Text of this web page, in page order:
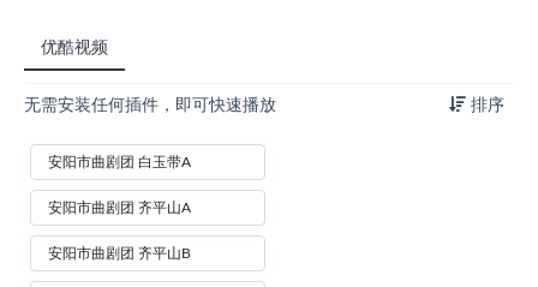
优酷视频
无需安装任何插件，即可快速播放 排序
安阳市曲剧团 白玉带A
安阳市曲剧团 齐平山A
安阳市曲剧团 齐平山B